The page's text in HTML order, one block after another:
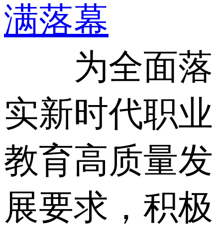
满落幕
为全面落
实新时代职业
教育高质量发
展要求，积极